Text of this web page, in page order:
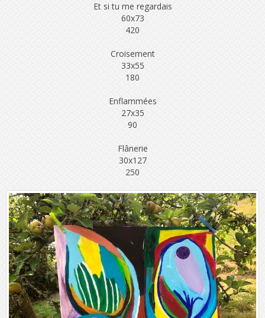
Et si tu me regardais
60x73
420
Croisement
33x55
180
Enflammées
27x35
90
Flânerie
30x127
250